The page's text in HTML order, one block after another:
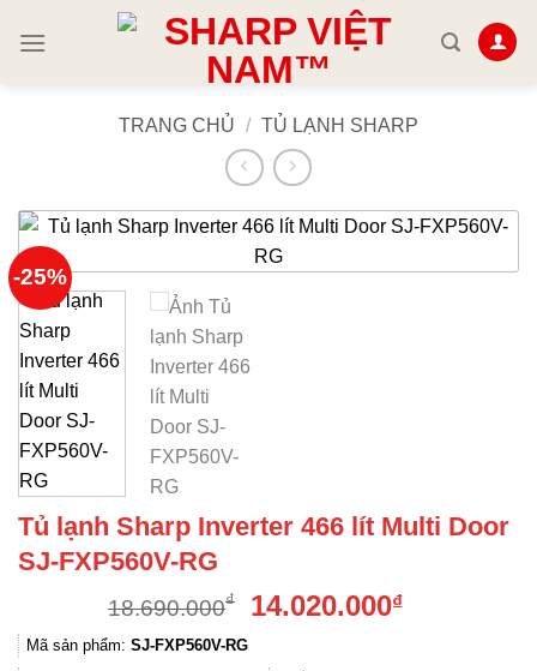
TRANG CHỦ / TỦ LẠNH SHARP
-25%
Tủ lạnh Sharp Inverter 466 lít Multi Door
SJ-FXP560V-RG
18.690.000₫
Giá
14.020.000₫Giá
Mã sản phẩm: SJ-FXP560V-RG